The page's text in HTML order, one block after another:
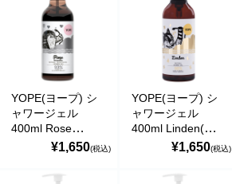
YOPE(ヨープ) シ
ャワージェル
400ml Rose
boswellia(ローズ
然成分93％
¥1,650(税込)
YOPE(ヨープ) シ
ャワージェル
400ml Linden(リ
ンデン) 天然成分
¥1,650(税込)